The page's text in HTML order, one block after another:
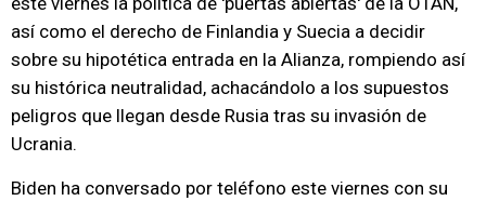
así como el derecho de Finlandia y Suecia a decidir
sobre su hipotética entrada en la Alianza, rompiendo así
su histórica neutralidad, achacándolo a los supuestos
peligros que llegan desde Rusia tras su invasión de
Ucrania.
Biden ha conversado por teléfono este viernes con su